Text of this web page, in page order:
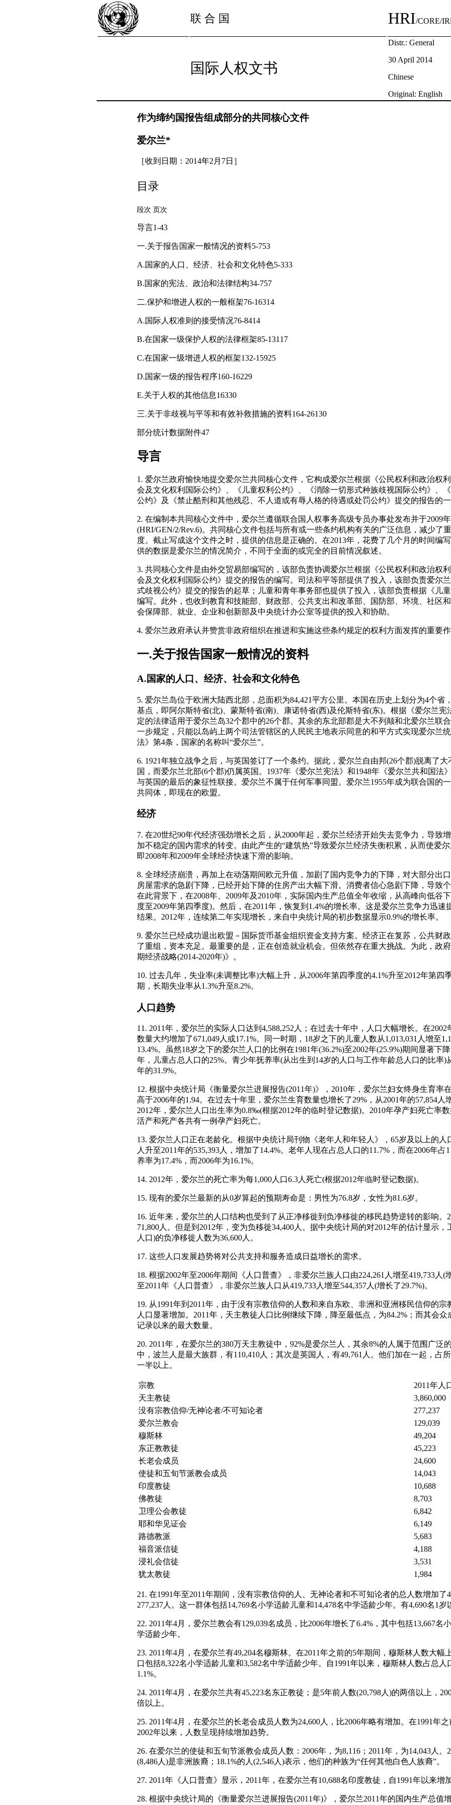
联 合 国 HRI/CORE/
国际人权文书
Distr.: General
30 April 2014
Chinese
Original: English
作为缔约国报告组成部分的共同核心文件
爱尔兰*
［收到日期：2014年2月7日］
目录
段次 页次
导言1-43
一.关于报告国家一般情况的资料5-753
A.国家的人口、经济、社会和文化特色5-333
B.国家的宪法、政治和法律结构34-757
二.保护和增进人权的一般框架76-16314
A.国际人权准则的接受情况76-8414
B.在国家一级保护人权的法律框架85-13117
C.在国家一级增进人权的框架132-15925
D.国家一级的报告程序160-16229
E.关于人权的其他信息16330
三.关于非歧视与平等和有效补救措施的资料164-26130
部分统计数据附件47
导言
1. 爱尔兰政府愉快地提交爱尔兰共同核心文件，它构成爱尔兰根据《公民权利和政治权
会及文化权利国际公约》、《儿童权利公约》、《消除一切形式种族歧视国际公约》、
公约》及《禁止酷刑和其他残忍、不人道或有辱人格的待遇或处罚公约》提交的报告的一
2. 在编制本共同核心文件中，爱尔兰遵循联合国人权事务高级专员办事处发布并于2009
(HRI/GEN/2/Rev.6)。共同核心文件包括与所有或一些条约机构有关的广泛信息，减少了
度。截止写成这个文件之时，提供的信息是正确的。在2013年，花费了几个月的时间编
供的数据是爱尔兰的情况简介，不同于全面的或完全的目前情况叙述。
3. 共同核心文件是由外交贸易部编写的，该部负责协调爱尔兰根据《公民权利和政治权
会及文化权利国际公约》提交的报告的编写。司法和平等部提供了投入，该部负责爱尔
式歧视公约》提交的报告的起草；儿童和青年事务部也提供了投入，该部负责根据《儿
编写。此外，也收到教育和技能部、财政部、公共支出和改革部、国防部、环境、社区
会保障部、就业、企业和创新部及中央统计办公室等提供的投入和协助。
4. 爱尔兰政府承认并赞赏非政府组织在推进和实施这些条约规定的权利方面发挥的重要作
一.关于报告国家一般情况的资料
A.国家的人口、经济、社会和文化特色
5. 爱尔兰岛位于欧洲大陆西北部，总面积为84,421平方公里。本国在历史上划分为4个省
基点，即阿尔斯特省(北)、蒙斯特省(南)、康诺特省(西)及伦斯特省(东)。根据《爱尔兰宪
定的法律适用于爱尔兰岛32个郡中的26个郡。其余的东北部郡是大不列颠和北爱尔兰联
一步规定，只能以岛屿上两个司法管辖区的人民民主地表示同意的和平方式实现爱尔兰
法》第4条，国家的名称叫“爱尔兰”。
6. 1921年独立战争之后，与英国签订了一个条约。据此，爱尔兰自由邦(26个郡)脱离了
国，而爱尔兰北部(6个郡)仍属英国。1937年《爱尔兰宪法》和1948年《爱尔兰共和国法
与英国的最后的象征性联接。爱尔兰不属于任何军事同盟。爱尔兰1955年成为联合国的
共同体，即现在的欧盟。
经济
7. 在20世纪90年代经济强劲增长之后，从2000年起，爱尔兰经济开始失去竞争力，导致
加不稳定的国内需求的转变。由此产生的“建筑热”导致爱尔兰经济失衡积累，从而使爱尔
即2008年和2009年全球经济快速下滑的影响。
8. 全球经济崩溃，再加上在动荡期间欧元升值，加剧了国内竞争力的下降，对大部分出
房屋需求的急剧下降，已经开始下降的住房产出大幅下滑。消费者信心急剧下降，导致
在此背景下，在2008年、2009年及2010年，实际国内生产总值全年收缩，从高峰向低谷
度至2009年第四季度)。然后，在2011年，恢复到1.4%的增长率。这是爱尔兰竞争力迅速
结果。2012年，连续第二年实现增长，来自中央统计局的初步数据显示0.9%的增长率。
9. 爱尔兰已经成功退出欧盟－国际货币基金组织资金支持方案。经济正在复苏，公共财
了重组，资本充足。最重要的是，正在创造就业机会。但依然存在重大挑战。为此，政
期经济战略(2014-2020年)》。
10. 过去几年，失业率(未调整比率)大幅上升，从2006年第四季度的4.1%升至2012年第四
期，长期失业率从1.3%升至8.2%。
人口趋势
11. 2011年，爱尔兰的实际人口达到4,588,252人；在过去十年中，人口大幅增长。在2002
数量大约增加了671,049人或17.1%。同一时期，18岁之下的儿童人数从1,013,031人增至
13.4%。虽然18岁之下的爱尔兰人口的比例在1981年(36.2%)至2002年(25.9%)期间显著下
年，儿童占总人口的25%。青少年抚养率(从出生到14岁的人口与工作年龄总人口的比率)
年的31.9%。
12. 根据中央统计局《衡量爱尔兰进展报告(2011年)》，2010年，爱尔兰妇女终身生育率
高于2006年的1.94。在过去十年里，爱尔兰生育数量也增长了29%，从2001年的57,854人
2012年，爱尔兰人口出生率为0.8‰(根据2012年的临时登记数据)。2010年孕产妇死亡率
活产和死产各共有一例孕产妇死亡。
13. 爱尔兰人口正在老龄化。根据中央统计局刊物《老年人和年轻人》，65岁及以上的人
人升至2011年的535,393人，增加了14.4%。老年人现在占总人口的11.7%，而在2006年占
养率为17.4%，而2006年为16.1%。
14. 2012年，爱尔兰的死亡率为每1,000人口6.3人死亡(根据2012年临时登记数据)。
15. 现有的爱尔兰最新的从0岁算起的预期寿命是：男性为76.8岁，女性为81.6岁。
16. 近年来，爱尔兰的人口结构也受到了从正净移徙到负净移徙的移民趋势逆转的影响。
71,800人。但是到2012年，变为负移徙34,400人。据中央统计局的对2012年的估计显示，
人口)的负净移徙人数为36,600人。
17. 这些人口发展趋势将对公共支持和服务造成日益增长的需求。
18. 根据2002年至2006年期间《人口普查》，非爱尔兰族人口由224,261人增至419,733人(
至2011年《人口普查》，非爱尔兰族人口从419,733人增至544,357人(增长了29.7%)。
19. 从1991年到2011年，由于没有宗教信仰的人数和来自东欧、非洲和亚洲移民信仰的
人口显著增加。2011年，天主教徒人口比例继续下降，降至最低点，为84.2%；而其会众
记录以来的最大数量。
20. 2011年，在爱尔兰的380万天主教徒中，92%是爱尔兰人，其余8%的人属于范围广泛
中，波兰人是最大族群，有110,410人；其次是英国人，有49,761人。他们加在一起，占
一半以上。
宗教
2011年人
天主教徒
3,860,000
没有宗教信仰/无神论者/不可知论者
277,237
爱尔兰教会
129,039
穆斯林
49,204
东正教教徒
45,223
长老会成员
24,600
使徒和五旬节派教会成员
14,043
印度教徒
10,688
佛教徒
8,703
卫理公会教徒
6,842
耶和华见证会
6,149
路德教派
5,683
福音派信徒
4,188
浸礼会信徒
3,531
犹太教徒
1,984
21. 在1991年至2011年期间，没有宗教信仰的人、无神论者和不可知论者的总人数增加了
277,237人。这一群体包括14,769名小学适龄儿童和14,478名中学适龄少年。有4,690名1岁
22. 2011年4月，爱尔兰教会有129,039名成员，比2006年增长了6.4%，其中包括13,667名
学适龄少年。
23. 2011年4月，在爱尔兰有49,204名穆斯林。在2011年之前的5年期间，穆斯林人数大幅
口包括8,322名小学适龄儿童和3,582名中学适龄少年。自1991年以来，穆斯林人数占总人
1.1%。
24. 2011年4月，在爱尔兰共有45,223名东正教徒；是5年前人数(20,798人)的两倍以上，
倍以上。
25. 2011年4月，在爱尔兰的长老会成员人数为24,600人，比2006年略有增加。在1991年
2002年以来，人数呈现持续增加趋势。
26. 在爱尔兰的使徒和五旬节派教会成员人数：2006年，为8,116；2011年，为14,043人。
(8,486人)是非洲族裔；18.1%的人(2,546人)表示，他们的种族为“任何其他白色人族裔”。
27. 2011年《人口普查》显示，2011年，在爱尔兰有10,688名印度教徒，自1991年以来增
28. 根据中央统计局的《衡量爱尔兰进展报告(2011年)》，爱尔兰2011年的国内生产总值